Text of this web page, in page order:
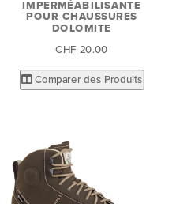
IMPERMÉABILISANTE
POUR CHAUSSURES
DOLOMITE
CHF 20.00
Comparer des Produits